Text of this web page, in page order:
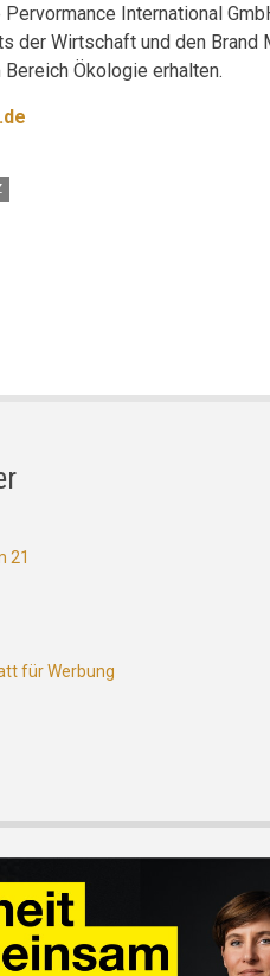
International
der Wirtschaft und den Brand
Ökologie erhalten.
21
für Werbung